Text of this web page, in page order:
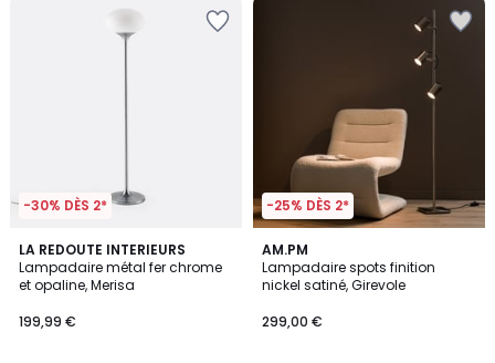
-30% DÈS 2*
LA REDOUTE INTERIEURS
Lampadaire métal fer chrome
et opaline, Merisa
199,99 €
4
/
5
-25% DÈS 2*
AM.PM
Lampadaire spots finition
nickel satiné, Girevole
299,00 €
4,1
/ 5